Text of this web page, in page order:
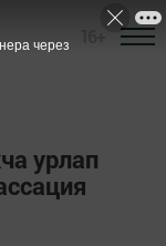
урлап
через